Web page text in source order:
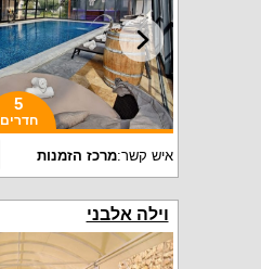
5
חדרים
איש קשר:מרכז הזמנות
וילה אלבני